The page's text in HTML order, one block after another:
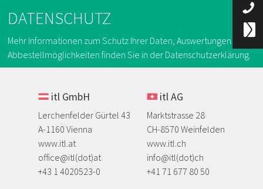
DATENSCHUTZ
Mehr Informationen zum Schutz Ihrer Daten, Auswertungen und
Abbestellmöglichkeiten finden Sie in der Datenschutzerklärung
itl GmbH
Lerchenfelder Gürtel 43
A-1160 Vienna
www.itl.at
office@itl(dot)at
​+43 1 4020523-0
itl AG
Marktstrasse 28
CH-8570 Weinfelden
www.itl.ch
info@itl(dot)ch
+41 71 677 80 50